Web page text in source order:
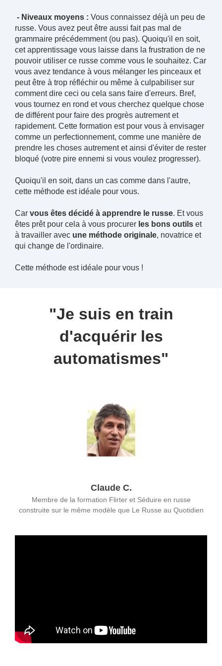
- Niveaux moyens : Vous connaissez déjà un peu de
russe. Vous avez peut être aussi fait pas mal de
grammaire précédemment (ou pas). Quoiqu'il en soit,
cet apprentissage vous laisse dans la frustration de ne
pouvoir utiliser ce russe comme vous le souhaitez. Car
vous avez tendance à vous mélanger les pinceaux et
peut être à trop réfléchir ou même à culpabiliser sur
comment dire ceci ou cela sans faire d'erreurs. Bref,
vous tournez en rond et vous cherchez quelque chose
de différent pour faire des progrès autrement et
rapidement. Cette formation est pour vous à envisager
comme un perfectionnement, comme une manière de
prendre les choses autrement et ainsi d'éviter de rester
bloqué (votre pire ennemi si vous voulez progresser).
Quoiqu'il en soit, dans un cas comme dans l'autre,
cette méthode est idéale pour vous.
Car vous êtes décidé à apprendre le russe. Et vous
êtes prêt pour cela à vous procurer les bons outils et
à travailler avec une méthode originale, novatrice et
qui change de l'ordinaire.
Cette méthode est idéale pour vous !
"Je suis en train
d'acquérir les
automatismes"
Claude C.
Membre de la formation Flirter et Séduire en russe
construite sur le même modèle que Le Russe au Quotidien